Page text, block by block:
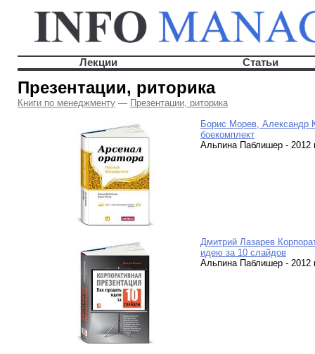
Лекции Статьи
Презентации, риторика
Книги по менеджменту — Презентации, риторика
Борис Морев, Александр
боекомплект
Альпина Паблишер - 2012
Дмитрий Лазарев
идею за 10 слайдов
Альпина Паблишер - 2012